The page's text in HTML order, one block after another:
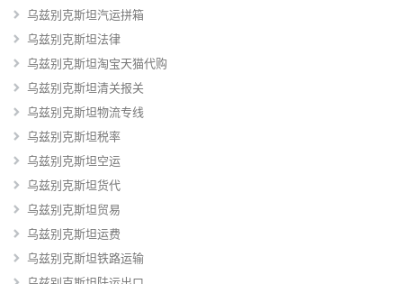
乌兹别克斯坦汽运拼箱
乌兹别克斯坦法律
乌兹别克斯坦淘宝天猫代购
乌兹别克斯坦清关报关
乌兹别克斯坦物流专线
乌兹别克斯坦税率
乌兹别克斯坦空运
乌兹别克斯坦货代
乌兹别克斯坦贸易
乌兹别克斯坦运费
乌兹别克斯坦铁路运输